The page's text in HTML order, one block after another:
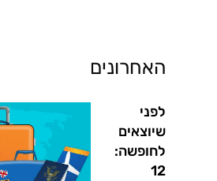
האחרונים
לפני
שיוצאים
לחופשה:
12